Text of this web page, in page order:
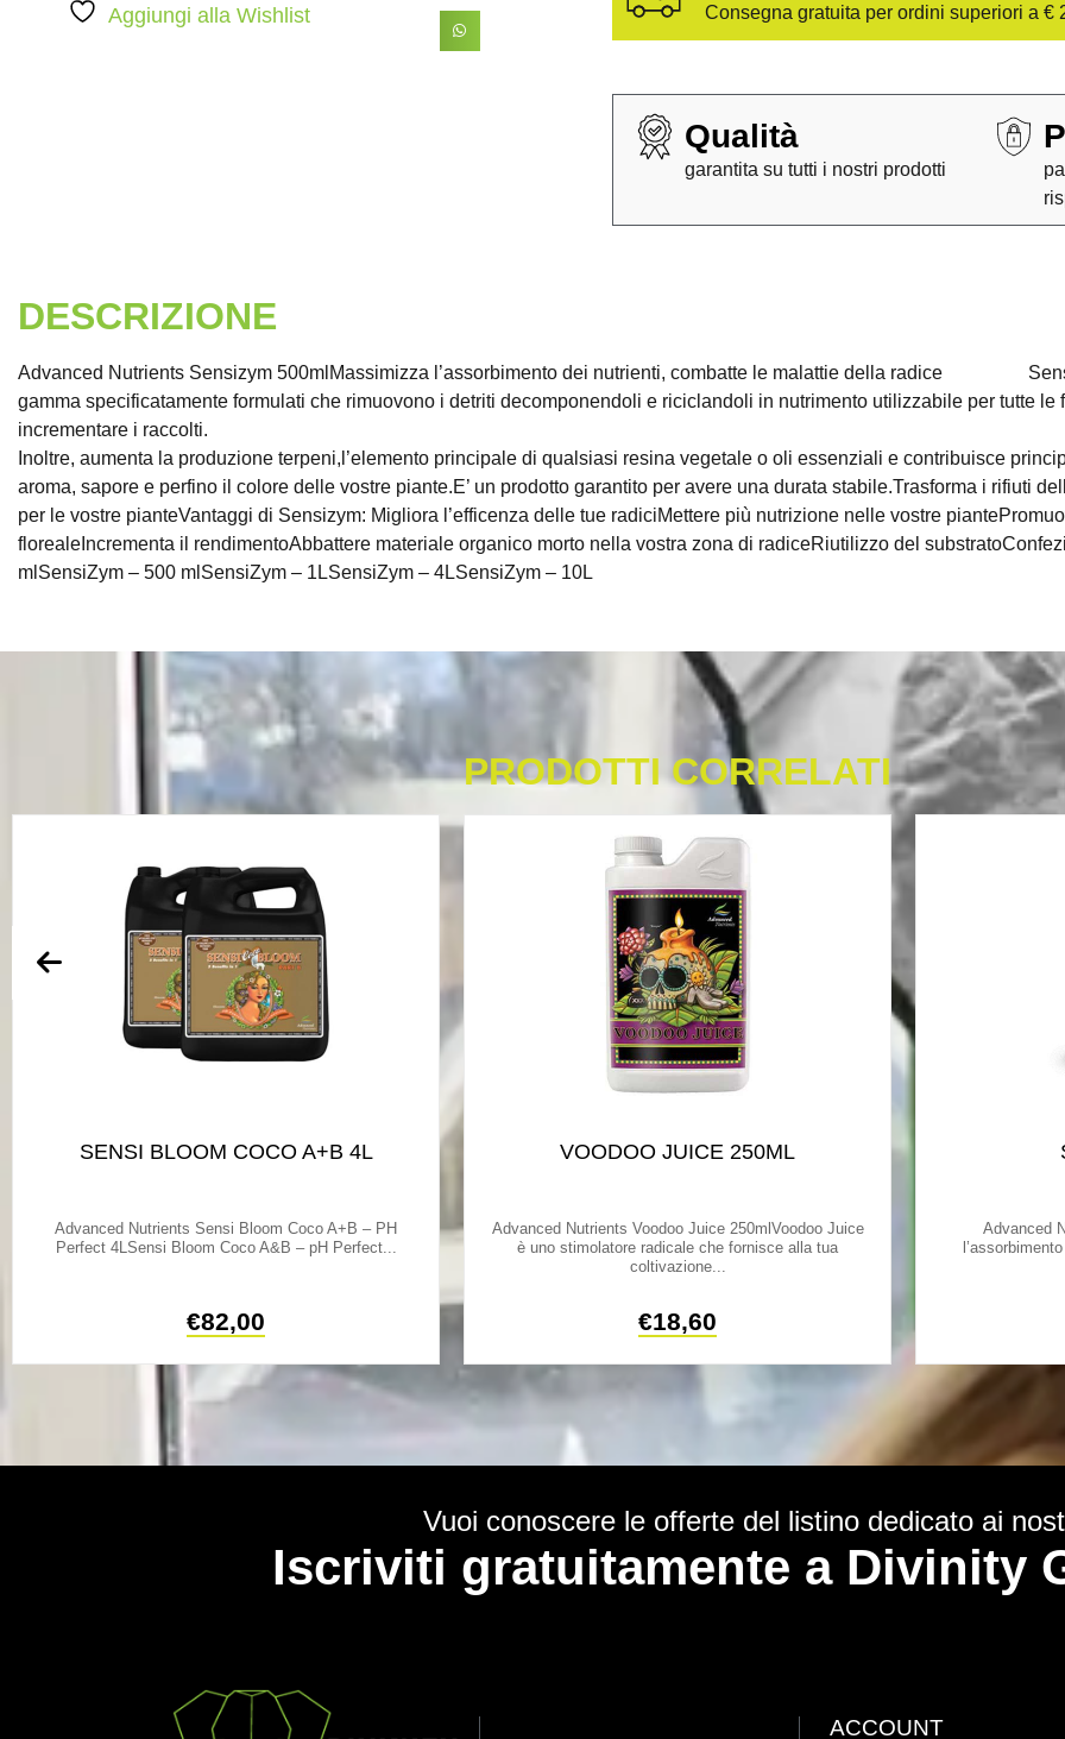
Aggiungi alla Wishlist
Consegna gratuita per ordini superiori a €
Qualità
garantita su tutti i nostri prodotti
DESCRIZIONE
Advanced Nutrients Sensizym 500mlMassimizza l’assorbimento dei nutrienti, combatte le malattie della radice
gamma specificatamente formulati che rimuovono i detriti decomponendoli e riciclandoli in nutrimento utilizzabile per tutte le
incrementare i raccolti.
Inoltre, aumenta la produzione terpeni,l’elemento principale di qualsiasi resina vegetale o oli essenziali e contribuisce
aroma, sapore e perfino il colore delle vostre piante.E’ un prodotto garantito per avere una durata stabile.Trasforma i rifiuti
per le vostre pianteVantaggi di Sensizym: Migliora l’efficenza delle tue radiciMettere più nutrizione nelle vostre
florealeIncrementa il rendimentoAbbattere materiale organico morto nella vostra zona di radiceRiutilizzo del
mlSensiZym – 500 mlSensiZym – 1LSensiZym – 4LSensiZym – 10L
PRODOTTI CORRELATI
SENSI BLOOM COCO A+B 4L
Advanced Nutrients Sensi Bloom Coco A+B – PH
Perfect 4LSensi Bloom Coco A&B – pH Perfect...
€82,00
VOODOO JUICE 250ML
Advanced Nutrients Voodoo Juice 250mlVoodoo Juice
è uno stimolatore radicale che fornisce alla tua
coltivazione...
€18,60
Advanced
Vuoi conoscere le offerte del listino dedicato ai
Iscriviti gratuitamente a Divinity
ACCOUNT